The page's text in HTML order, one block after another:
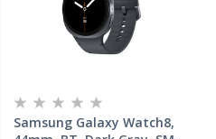
Samsung Galaxy Watch8,